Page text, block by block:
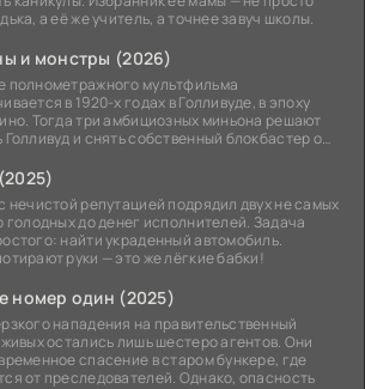
а её же учитель, а точнее завуч школы.
и монстры (2026)
полнометражного мультфильма
в 1920-х годах в Голливуде, в эпоху
Тогда три амбициозных миньона решают
Голливуд и снять собственный блокбастер о
нечистой репутацией подрядил двух не самых
голодных до денег исполнителей. Задача
найти украденный автомобиль.
руки — это же лёгкие бабки!
номер один (2025)
нападения на правительственный
остались лишь шестеро агентов. Они
спасение в старом бункере, где
от преследователей. Однако, опасность